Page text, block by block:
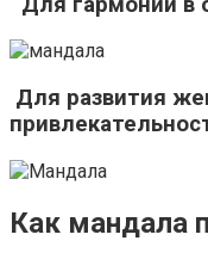
Для развития
Как мандала